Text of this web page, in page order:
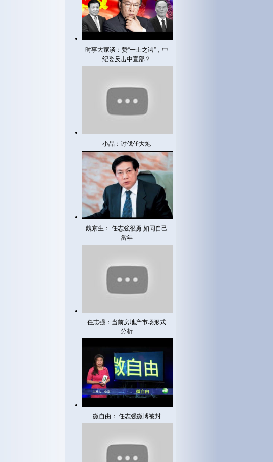
时事大家谈：赞“一士之谔”，中
纪委反击中宣部？
小品：讨伐任大炮
魏京生： 任志強很勇 如同自己
當年
任志强：当前房地产市场形式
分析
微自由： 任志强微博被封